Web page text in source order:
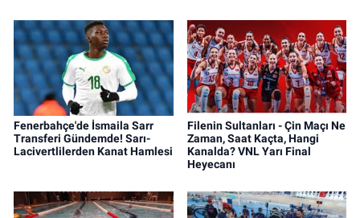
Fenerbahçe'de İsmaila Sarr
Transferi Gündemde! Sarı-
Lacivertlilerden Kanat Hamlesi
Filenin Sultanları - Çin Maçı Ne
Zaman, Saat Kaçta, Hangi
Kanalda? VNL Yarı Final
Heyecanı